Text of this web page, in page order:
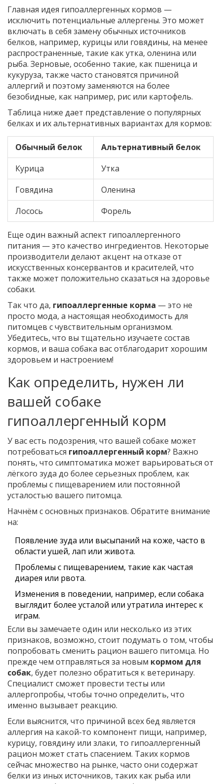
Главная идея гипоаллергенных кормов —
исключить потенциальные аллергены. Это может
включать в себя замену обычных источников
белков, например, курицы или говядины, на менее
распространенные, такие как утка, оленина или
рыба. Зерновые, особенно такие, как пшеница и
кукуруза, также часто становятся причиной
аллергий и поэтому заменяются на более
безобидные, как например, рис или картофель.
Таблица ниже дает представление о популярных
белках и их альтернативных вариантах для кормов:
Обычный белок
Альтернативный белок
Курица
Утка
Говядина
Оленина
Лосось
Форель
Еще один важный аспект гипоаллергенного
питания — это качество ингредиентов. Некоторые
производители делают акцент на отказе от
искусственных консервантов и красителей, что
также может положительно сказаться на здоровье
собаки.
Так что да, гипоаллергенные корма — это не
просто мода, а настоящая необходимость для
питомцев с чувствительным организмом.
Убедитесь, что вы тщательно изучаете состав
кормов, и ваша собака вас отблагодарит хорошим
здоровьем и настроением!
Как определить, нужен ли
вашей собаке
гипоаллергенный корм
У вас есть подозрения, что вашей собаке может
потребоваться гипоаллергенный корм? Важно
понять, что симптоматика может варьироваться от
лёгкого зуда до более серьезных проблем, как
проблемы с пищеварением или постоянной
усталостью вашего питомца.
Начнём с основных признаков. Обратите внимание
на:
Появление зуда или высыпаний на коже, часто в
области ушей, лап или живота.
Проблемы с пищеварением, такие как частая
диарея или рвота.
Изменения в поведении, например, если собака
выглядит более усталой или утратила интерес к
играм.
Если вы замечаете один или несколько из этих
признаков, возможно, стоит подумать о том, чтобы
попробовать сменить рацион вашего питомца. Но
прежде чем отправляться за новым кормом для
собак, будет полезно обратиться к ветеринару.
Специалист сможет провести тесты или
аллергопробы, чтобы точно определить, что
именно вызывает реакцию.
Если выяснится, что причиной всех бед является
аллергия на какой-то компонент пищи, например,
курицу, говядину или злаки, то гипоаллергенный
рацион может стать спасением. Таких кормов
сейчас множество на рынке, часто они содержат
белки из иных источников, таких как рыба или